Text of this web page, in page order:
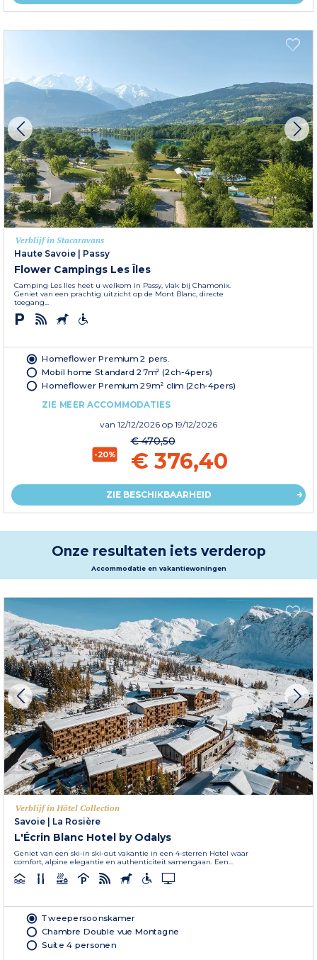
Verblijf in Stacaravans
Haute Savoie
Passy
Flower Campings Les Îles
Camping Les Iles heet u welkom in Passy, vlak bij Chamonix.
Geniet van een prachtig uitzicht op de Mont Blanc, directe
toegang...
Homeflower Premium 2 pers.
Mobil home Standard 27m² (2ch-4pers)
Homeflower Premium 29m² clim (2ch-4pers)
ZIE MEER ACCOMMODATIES
van 12/12/2026 op 19/12/2026
-20%
€ 470,50
€ 376,40
ZIE BESCHIKBAARHEID
Onze resultaten iets verderop
Accommodatie en vakantiewoningen
Verblijf in Hôtel Collection
Savoie | La Rosière
L'Écrin Blanc Hotel by Odalys
Geniet van een ski-in ski-out vakantie in een 4-sterren Hotel waar
comfort, alpine elegantie en authenticiteit samengaan. Een...
Tweepersoonskamer
Chambre Double vue Montagne
Suite 4 personen